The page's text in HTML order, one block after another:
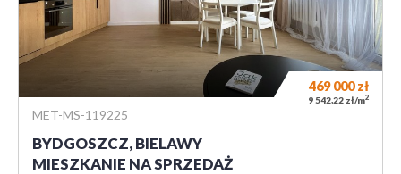
MET-MS-119225
BYDGOSZCZ, BIELAWY
MIESZKANIE NA SPRZEDAŻ
469 000zł
9 542,22 zł/m2